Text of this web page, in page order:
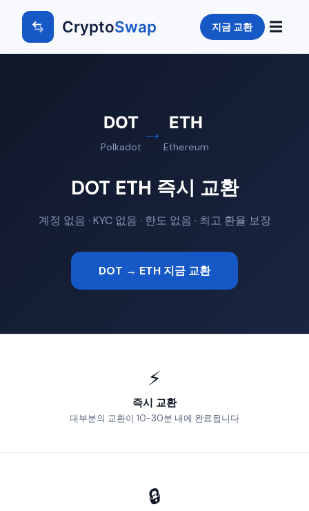
CryptoSwap 지금 교환 ☰
DOT
Polkadot
→ ETH
Ethereum
DOT ETH 즉시 교환
계정 없음 · KYC 없음 · 한도 없음 · 최고 환율 보장
DOT → ETH 지금 교환
⚡
즉시 교환
대부분의 교환이 10-30분 내에 완료됩니다
🔒